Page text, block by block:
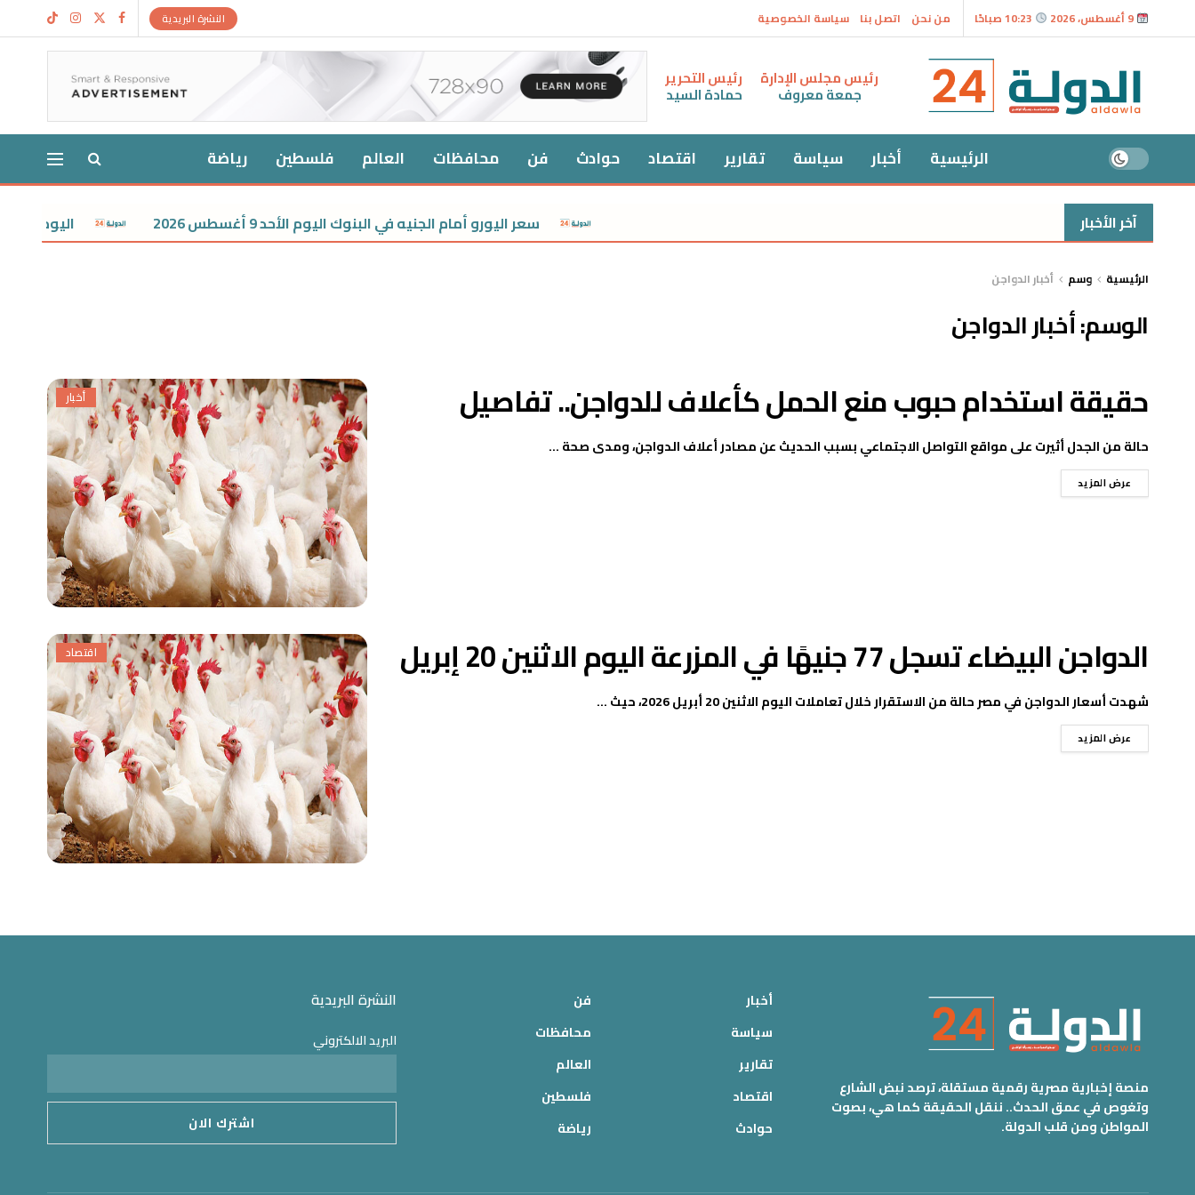
9 أغسطس، 2026 من نحن اتصل بنا سياسة الخصوصية النشرة البريدية
رئيس مجلس الإدارة
جمعة معروف
رئيس التحرير
حمادة السيد
الرئيسية أخبار سياسة تقارير اقتصاد حوادث فن محافظات العالم فلسطين رياضة
آخر الأخبار سعر اليورو أمام الجنيه في البنوك اليوم الأحد 9 أغسطس 2026 اليوم.. غلق باب
الرئيسية وسم أخبار الدواجن
الوسم:أخبار الدواجن
أخبار حقيقة استخدام حبوب منع الحمل كأعلاف للدواجن.. تفاصيل
حالة من الجدل أثيرت على مواقع التواصل الاجتماعي بسبب الحديث عن مصادر أعلاف الدواجن، ومدى صحة ...
عرض المزيد
اقتصاد الدواجن البيضاء تسجل 77 جنيهًا في المزرعة اليوم الاثنين 20 إبريل
شهدت أسعار الدواجن في مصر حالة من الاستقرار خلال تعاملات اليوم الاثنين 20 أبريل 2026، حيث ...
عرض المزيد
منصة إخبارية مصرية رقمية مستقلة، ترصد نبض الشارع
وتغوص في عمق الحدث.. ننقل الحقيقة كما هي، بصوت
المواطن ومن قلب الدولة.
أخبار
سياسة
تقارير
اقتصاد
حوادث
فن
محافظات
العالم
فلسطين
رياضة
النشرة البريدية
البريد الالكتروني